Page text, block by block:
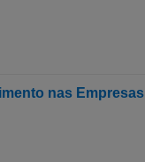
nas Empresas